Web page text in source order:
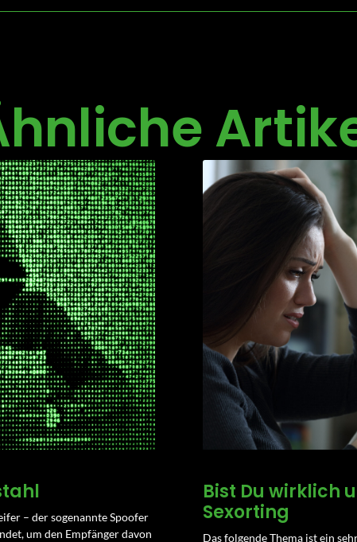
– der sogenannte Spoofer
um den Empfänger davon
Bist Du wirklich
Sexorting
Das folgende Thema ist ein